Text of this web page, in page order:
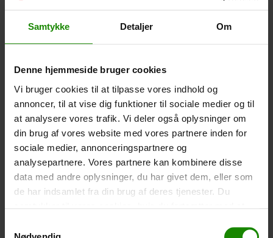
Samtykke Detaljer Om
Denne hjemmeside bruger cookies
Vi bruger cookies til at tilpasse vores indhold og
annoncer, til at vise dig funktioner til sociale medier og til
at analysere vores trafik. Vi deler også oplysninger om
din brug af vores website med vores partnere inden for
sociale medier, annonceringspartnere og
analysepartnere. Vores partnere kan kombinere disse
data med andre oplysninger, du har givet dem, eller som
de har indsamlet fra din brug af deres tjenester. Du
Volumen: 36 liter – Størrelse: 30x30x61cm. –
Vandtæt Pakpose Small (+75,00kr.)
Volume: 6 liter – Størrelse: 18x18x35cm. – Materiale:
100% Polyester
- +
Vandtæt Smartphone Etui (+60,00 kr.)
Størrelse 22,5×11,5cm. Telefonen kan betjenes når
den er i etuiet. Vandtæt ned til 1 meter.